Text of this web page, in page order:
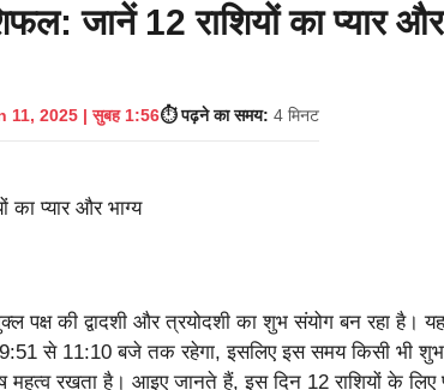
जानें 12 राशियों का प्यार और
11, 2025 | सुबह 1:56⏱️ पढ़ने का समय: 4 मिनट
पक्ष की द्वादशी और त्रयोदशी का शुभ संयोग बन रहा है।
से 11:10 बजे तक रहेगा, इसलिए इस समय किसी भी
महत्व रखता है। आइए जानते हैं, इस दिन 12 राशियों के लिए